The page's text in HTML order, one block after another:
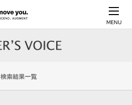
MENU
検索結果一覧